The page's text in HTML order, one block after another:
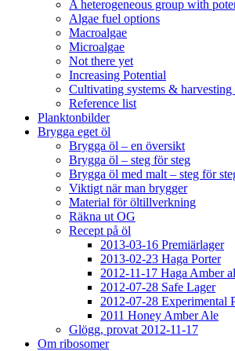
A heterogeneous group with
Algae fuel options
Macroalgae
Microalgae
Not there yet
Increasing Potential
Cultivating systems & harvesting
Reference list
Planktonbilder
Brygga eget öl
Brygga öl – en översikt
Brygga öl – steg för steg
Brygga öl med malt – steg för
Viktigt när man brygger
Material för öltillverkning
Räkna ut OG
Recept på öl
2013-03-16 Premiärlager
2013-02-23 Haga Porter
2012-11-17 Haga Amber
2012-07-28 Safe Lager
2012-07-28 Experimental
2011 Honey Amber Ale
Glögg, provat 2012-11-17
Om ribosomer